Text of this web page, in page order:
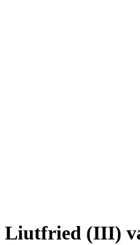
Liutfried (III)